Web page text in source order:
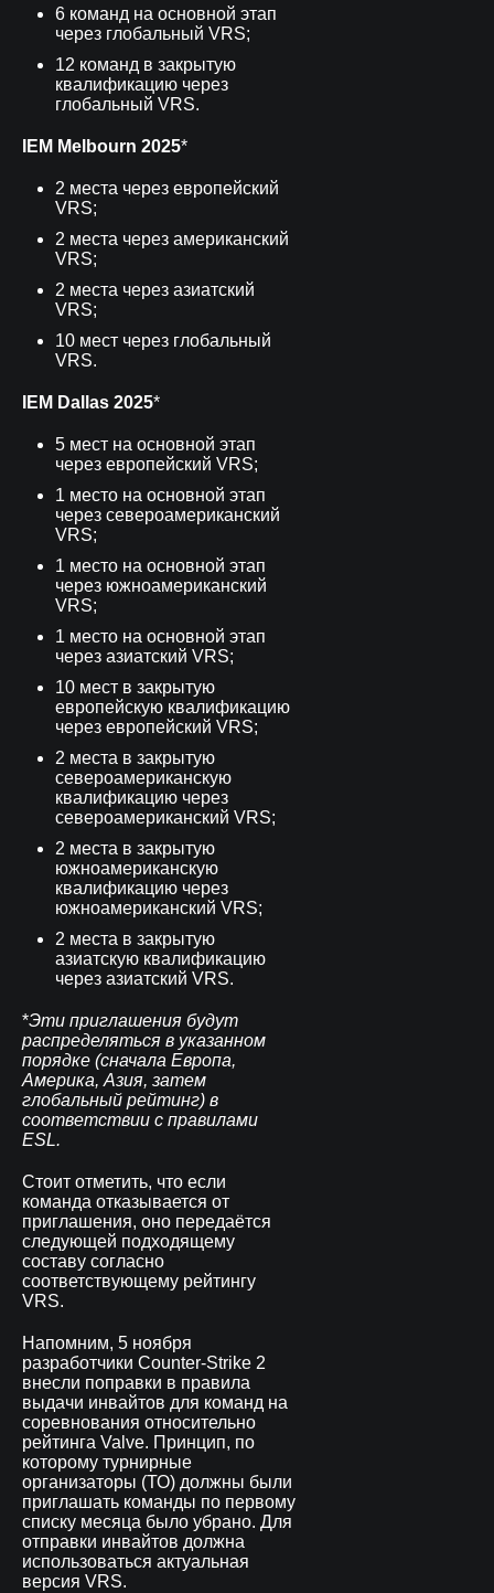
6 команд на основной этап
через глобальный VRS;
12 команд в закрытую
квалификацию через
глобальный VRS.
IEM Melbourn 2025*
2 места через европейский
VRS;
2 места через американский
VRS;
2 места через азиатский
VRS;
10 мест через глобальный
VRS.
IEM Dallas 2025*
5 мест на основной этап
через европейский VRS;
1 место на основной этап
через североамериканский
VRS;
1 место на основной этап
через южноамериканский
VRS;
1 место на основной этап
через азиатский VRS;
10 мест в закрытую
европейскую квалификацию
через европейский VRS;
2 места в закрытую
североамериканскую
квалификацию через
североамериканский VRS;
2 места в закрытую
южноамериканскую
квалификацию через
южноамериканский VRS;
2 места в закрытую
азиатскую квалификацию
через азиатский VRS.
*Эти приглашения будут
распределяться в указанном
порядке (сначала Европа,
Америка, Азия, затем
глобальный рейтинг) в
соответствии с правилами
ESL.
Стоит отметить, что если
команда отказывается от
приглашения, оно передаётся
следующей подходящему
составу согласно
соответствующему рейтингу
VRS.
Напомним, 5 ноября
разработчики Counter-Strike 2
внесли поправки в правила
выдачи инвайтов для команд на
соревнования относительно
рейтинга Valve. Принцип, по
которому турнирные
организаторы (ТО) должны были
приглашать команды по первому
списку месяца было убрано. Для
отправки инвайтов должна
использоваться актуальная
версия VRS.